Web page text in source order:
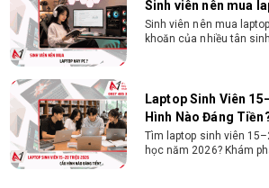
Sinh viên nên mua
Sinh viên nên mua
khoăn của nhiều tân
Laptop Sinh Viên
Hình Nào Đáng
Tìm laptop sinh viên
học năm 2026? Khám